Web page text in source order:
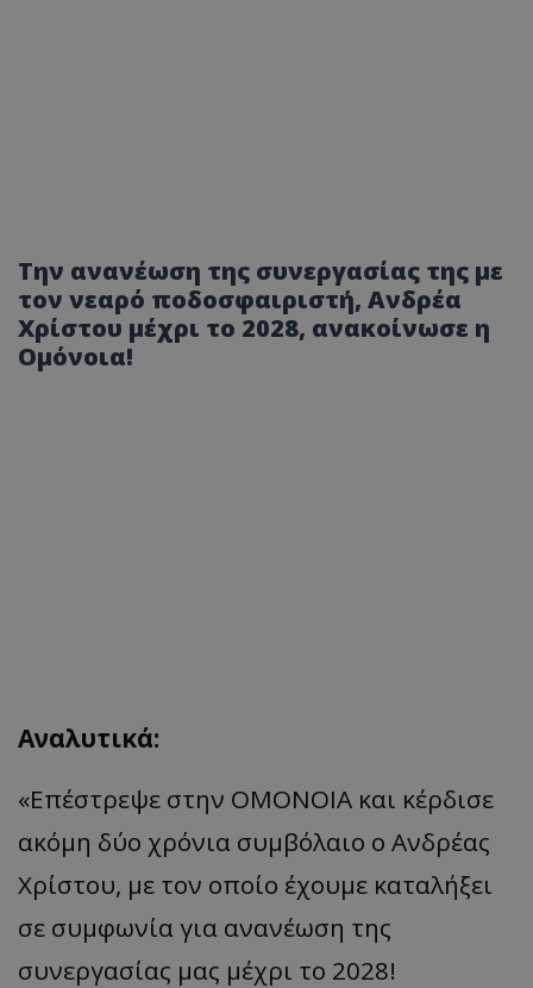
Την ανανέωση της συνεργασίας της με
τον νεαρό ποδοσφαιριστή, Ανδρέα
Χρίστου μέχρι το 2028, ανακοίνωσε η
Ομόνοια!
Αναλυτικά:
«Επέστρεψε στην ΟΜΟΝΟΙΑ και κέρδισε
ακόμη δύο χρόνια συμβόλαιο ο Ανδρέας
Χρίστου, με τον οποίο έχουμε καταλήξει
σε συμφωνία για ανανέωση της
συνεργασίας μας μέχρι το 2028!